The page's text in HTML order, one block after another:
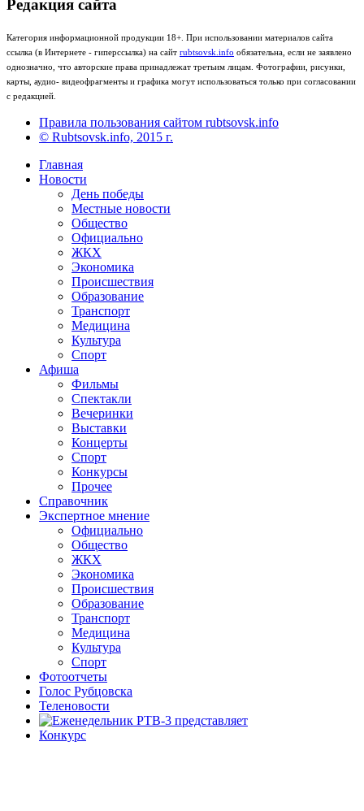
Редакция сайта
Категория информационной продукции 18+. При использовании материалов сайта
ссылка (в Интернете - гиперссылка) на сайт rubtsovsk.info обязательна, если не заявлено
однозначно, что авторские права принадлежат третьим лицам. Фотографии, рисунки,
карты, аудио- видеофрагменты и графика могут использоваться только при согласовании
с редакцией.
Правила пользования сайтом rubtsovsk.info
© Rubtsovsk.info, 2015 г.
Главная
Новости
День победы
Местные новости
Общество
Официально
ЖКХ
Экономика
Происшествия
Образование
Транспорт
Медицина
Культура
Спорт
Афиша
Фильмы
Спектакли
Вечеринки
Выставки
Концерты
Спорт
Конкурсы
Прочее
Справочник
Экспертное мнение
Официально
Общество
ЖКХ
Экономика
Происшествия
Образование
Транспорт
Медицина
Культура
Спорт
Фотоотчеты
Голос Рубцовска
Теленовости
Конкурс